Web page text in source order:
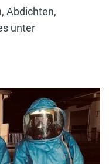
Abdichten,
unter